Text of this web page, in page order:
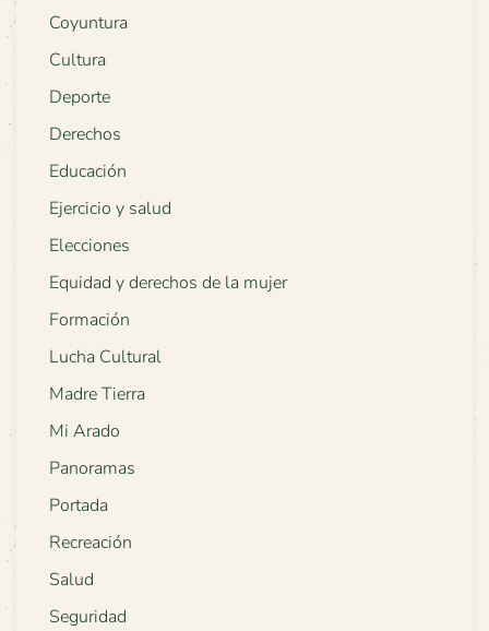
Coyuntura
Cultura
Deporte
Derechos
Educación
Ejercicio y salud
Elecciones
Equidad y derechos de la mujer
Formación
Lucha Cultural
Madre Tierra
Mi Arado
Panoramas
Portada
Recreación
Salud
Seguridad